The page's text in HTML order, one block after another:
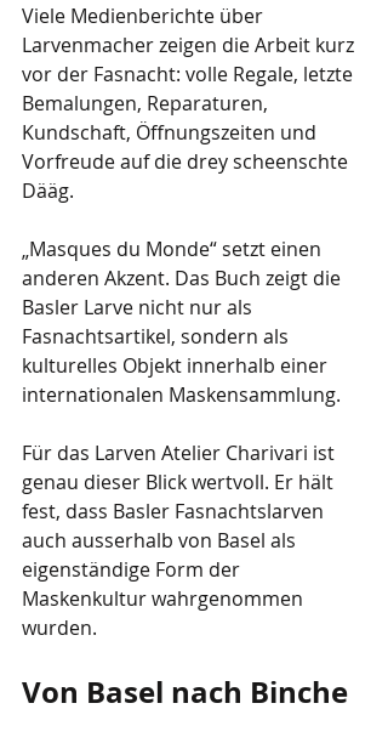
Viele Medienberichte über
Larvenmacher zeigen die Arbeit kurz
vor der Fasnacht: volle Regale, letzte
Bemalungen, Reparaturen,
Kundschaft, Öffnungszeiten und
Vorfreude auf die drey scheenschte
Dääg.
„Masques du Monde“ setzt einen
anderen Akzent. Das Buch zeigt die
Basler Larve nicht nur als
Fasnachtsartikel, sondern als
kulturelles Objekt innerhalb einer
internationalen Maskensammlung.
Für das Larven Atelier Charivari ist
genau dieser Blick wertvoll. Er hält
fest, dass Basler Fasnachtslarven
auch ausserhalb von Basel als
eigenständige Form der
Maskenkultur wahrgenommen
wurden.
Von Basel nach Binche